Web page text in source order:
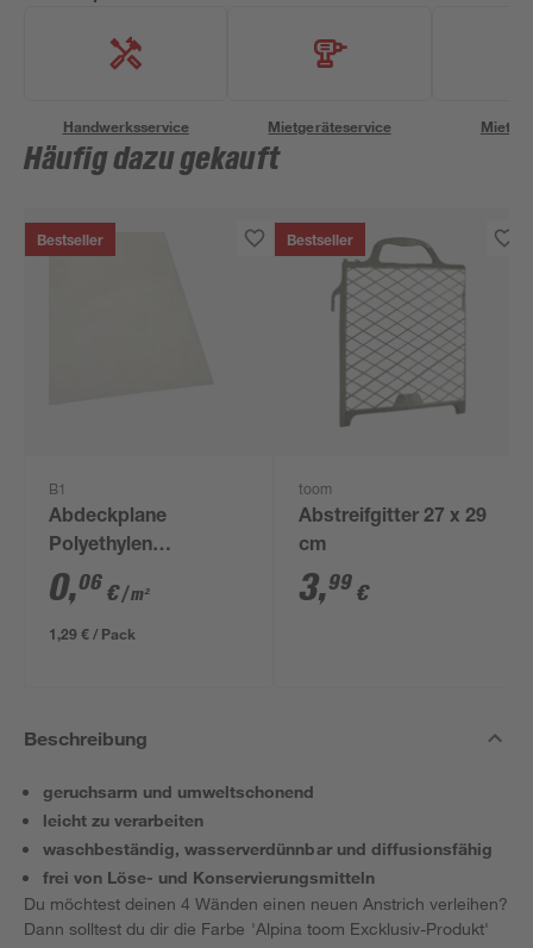
Handwerksservice Mietgeräteservice
Häufig dazu gekauft
Bestseller
B1
Abdeckplane
Polyethylen
transparent 4 x 5 m
0,06 €/ m²
1,29 € / Pack
Bestseller
toom
Abstreifgitter 27 x 29
cm
3,99 €
Beschreibung
geruchsarm und umweltschonend
leicht zu verarbeiten
waschbeständig, wasserverdünnbar und diffusionsfähig
frei von Löse- und Konservierungsmitteln
Du möchtest deinen 4 Wänden einen neuen Anstrich verleihen?
Dann solltest du dir die Farbe 'Alpina toom Excklusiv-Produkt'